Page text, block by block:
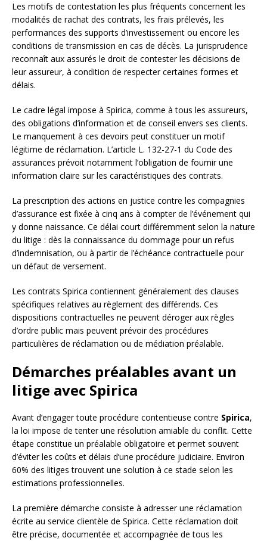
Les motifs de contestation les plus fréquents concernent les
modalités de rachat des contrats, les frais prélevés, les
performances des supports d’investissement ou encore les
conditions de transmission en cas de décès. La jurisprudence
reconnaît aux assurés le droit de contester les décisions de
leur assureur, à condition de respecter certaines formes et
délais.
Le cadre légal impose à Spirica, comme à tous les assureurs,
des obligations d’information et de conseil envers ses clients.
Le manquement à ces devoirs peut constituer un motif
légitime de réclamation. L’article L. 132-27-1 du Code des
assurances prévoit notamment l’obligation de fournir une
information claire sur les caractéristiques des contrats.
La prescription des actions en justice contre les compagnies
d’assurance est fixée à cinq ans à compter de l’événement qui
y donne naissance. Ce délai court différemment selon la nature
du litige : dès la connaissance du dommage pour un refus
d’indemnisation, ou à partir de l’échéance contractuelle pour
un défaut de versement.
Les contrats Spirica contiennent généralement des clauses
spécifiques relatives au règlement des différends. Ces
dispositions contractuelles ne peuvent déroger aux règles
d’ordre public mais peuvent prévoir des procédures
particulières de réclamation ou de médiation préalable.
Démarches préalables avant un
litige avec Spirica
Avant d’engager toute procédure contentieuse contre Spirica,
la loi impose de tenter une résolution amiable du conflit. Cette
étape constitue un préalable obligatoire et permet souvent
d’éviter les coûts et délais d’une procédure judiciaire. Environ
60% des litiges trouvent une solution à ce stade selon les
estimations professionnelles.
La première démarche consiste à adresser une réclamation
écrite au service clientèle de Spirica. Cette réclamation doit
être précise, documentée et accompagnée de tous les